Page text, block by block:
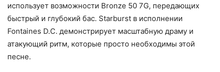
использует возможности Bronze 50 7G, передающих
быстрый и глубокий бас. Starburst в исполнении
Fontaines D.C. демонстрирует масштабную драму и
атакующий ритм, которые просто необходимы этой
песне.